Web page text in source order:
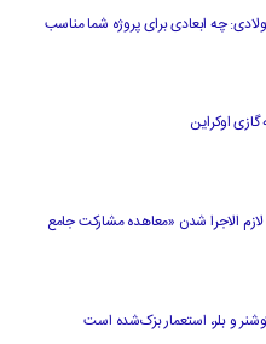
چه ابعادی برای پروژه شما مناسب
اوکراین
لازم‌ الاجرا شدن «معاهده مشارکت جامع
و بلر، استعمار بزک‌شده است